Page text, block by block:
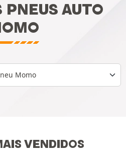
PNEUS AUTO
Momo
VENDIDOS